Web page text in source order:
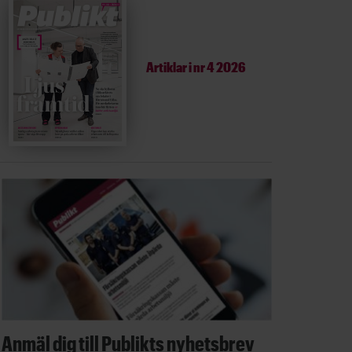
Artiklar inr 4 2026
Anmäl dig till Publikts nyhetsbrev